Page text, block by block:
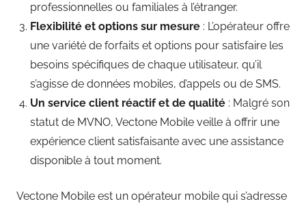
professionnelles ou familiales à l’étranger.
Flexibilité et options sur mesure : L’opérateur offre
une variété de forfaits et options pour satisfaire les
besoins spécifiques de chaque utilisateur, qu’il
s’agisse de données mobiles, d’appels ou de SMS.
Un service client réactif et de qualité : Malgré son
statut de MVNO, Vectone Mobile veille à offrir une
expérience client satisfaisante avec une assistance
disponible à tout moment.
Vectone Mobile est un opérateur mobile qui s’adresse